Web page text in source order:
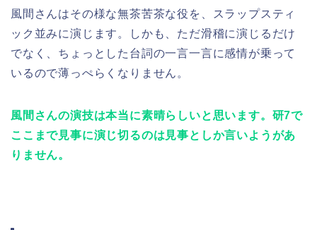
風間さんはその様な無茶苦茶な役を、スラップスティ
ック並みに演じます。しかも、ただ滑稽に演じるだけ
でなく、ちょっとした台詞の一言一言に感情が乗って
いるので薄っぺらくなりません。
風間さんの演技は本当に素晴らしいと思います。研7で
ここまで見事に演じ切るのは見事としか言いようがあ
りません。